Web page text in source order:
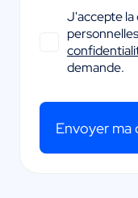
J'accepte la
demande.
Envoyer ma